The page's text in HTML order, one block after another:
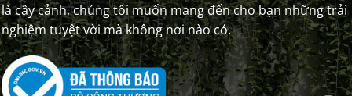
là cây cảnh, chúng tôi muốn mang đến cho bạn những trải
nghiệm tuyệt vời mà không nơi nào có.